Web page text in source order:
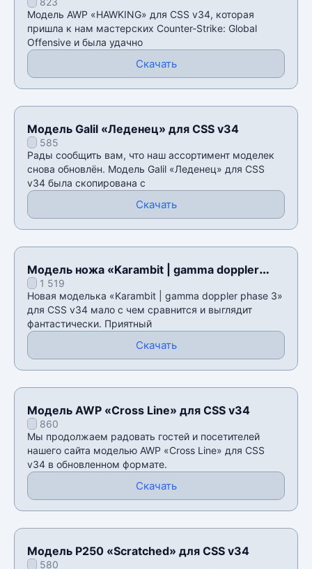
Модель AWP «HAWKING» для CSS v34, которая
пришла к нам мастерских Counter-Strike: Global
Offensive и была удачно
Скачать
Модель Galil «Леденец» для CSS v34
585
Рады сообщить вам, что наш ассортимент моделек
снова обновлён. Модель Galil «Леденец» для CSS
v34 была скопирована с
Скачать
Модель ножа «Karambit | gamma doppler
phase 3» для CSS v34
1 519
Новая моделька «Karambit | gamma doppler phase 3»
для CSS v34 мало с чем сравнится и выглядит
фантастически. Приятный
Скачать
Модель AWP «Cross Line» для CSS v34
860
Мы продолжаем радовать гостей и посетителей
нашего сайта моделью AWP «Cross Line» для CSS
v34 в обновленном формате.
Скачать
Модель P250 «Scratched» для CSS v34
580